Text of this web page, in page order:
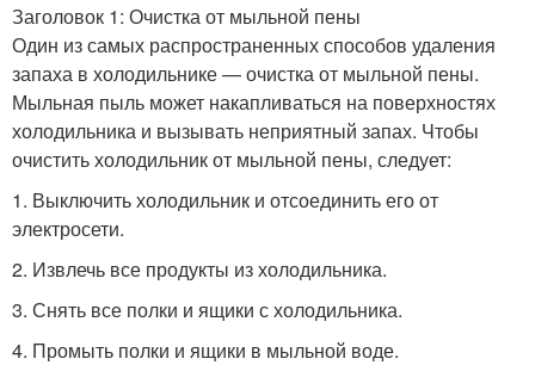
Заголовок 1: Очистка от мыльной пены
Один из самых распространенных способов удаления
запаха в холодильнике — очистка от мыльной пены.
Мыльная пыль может накапливаться на поверхностях
холодильника и вызывать неприятный запах. Чтобы
очистить холодильник от мыльной пены, следует:
1. Выключить холодильник и отсоединить его от
электросети.
2. Извлечь все продукты из холодильника.
3. Снять все полки и ящики с холодильника.
4. Промыть полки и ящики в мыльной воде.